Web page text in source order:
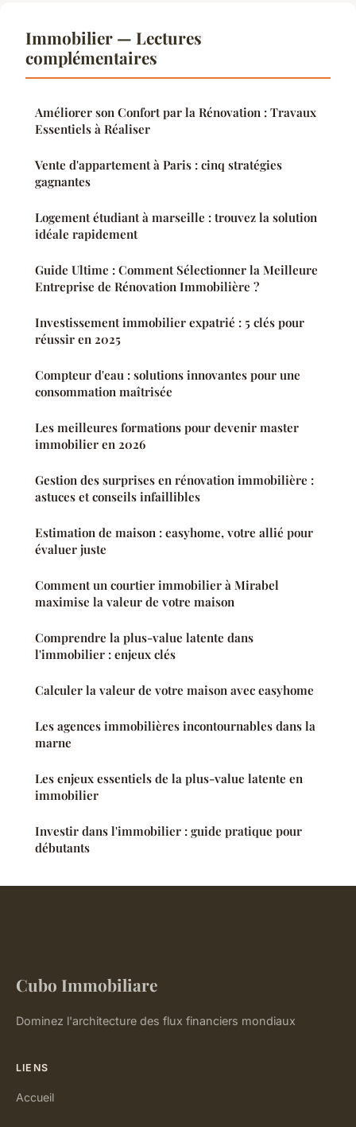
Immobilier — Lectures
complémentaires
Améliorer son Confort par la Rénovation : Travaux
Essentiels à Réaliser
Vente d'appartement à Paris : cinq stratégies
gagnantes
Logement étudiant à marseille : trouvez la solution
idéale rapidement
Guide Ultime : Comment Sélectionner la Meilleure
Entreprise de Rénovation Immobilière ?
Investissement immobilier expatrié : 5 clés pour
réussir en 2025
Compteur d'eau : solutions innovantes pour une
consommation maîtrisée
Les meilleures formations pour devenir master
immobilier en 2026
Gestion des surprises en rénovation immobilière :
astuces et conseils infaillibles
Estimation de maison : easyhome, votre allié pour
évaluer juste
Comment un courtier immobilier à Mirabel
maximise la valeur de votre maison
Comprendre la plus-value latente dans
l'immobilier : enjeux clés
Calculer la valeur de votre maison avec easyhome
Les agences immobilières incontournables dans la
marne
Les enjeux essentiels de la plus-value latente en
immobilier
Investir dans l'immobilier : guide pratique pour
débutants
Cubo Immobiliare
Dominez l'architecture des flux financiers mondiaux
LIENS
Accueil